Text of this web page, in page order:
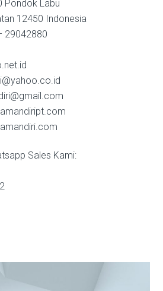
Pondok Labu
12450 Indonesia
29042880
Sales Kami: